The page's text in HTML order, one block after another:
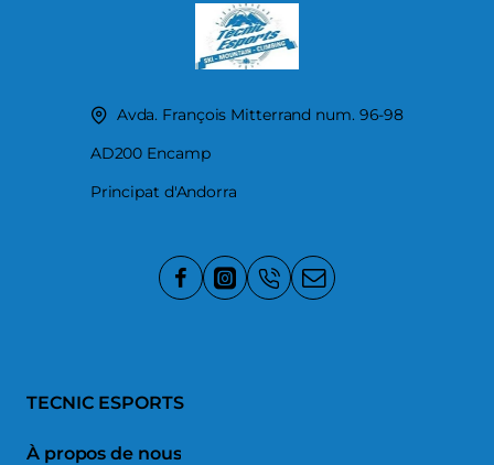
Avda. François Mitterrand num. 96-98
AD200 Encamp
Principat d'Andorra
TECNIC ESPORTS
À propos de nous